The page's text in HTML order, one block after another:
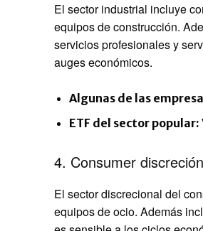
El sector industrial incluye
equipos de construcción.
servicios profesionales y
auges económicos.
Algunas de las
ETF del sector popular:
4. Consumer discreción
El sector discrecional del
equipos de ocio. Además